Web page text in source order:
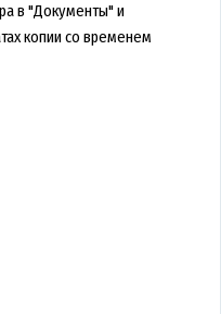
в "Документы" и
копии со временем